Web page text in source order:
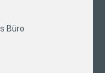
Büro